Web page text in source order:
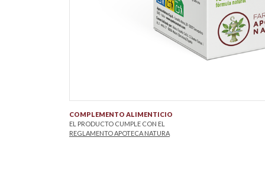
COMPLEMENTO ALIMENTICIO
EL PRODUCTO CUMPLE CON EL
REGLAMENTO APOTECA NATURA